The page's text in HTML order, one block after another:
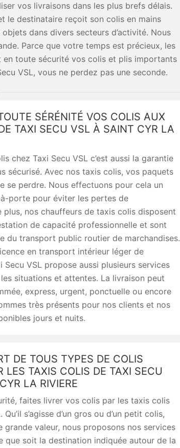
vos livraisons dans les plus brefs délais.
le destinataire reçoit son colis en mains
dans divers secteurs d’activité. Nous
Parce que votre temps est précieux, les
en toute sécurité vos colis et plis importants
VSL, vous ne perdez pas une seconde.
SÉRÉNITÉ VOS COLIS AUX
TAXI SECU VSL À SAINT CYR LA
chez Taxi Secu VSL c’est aussi la garantie
sécurisé. Avec nos taxis colis, vos paquets
se perdre. Nous effectuons pour cela un
porte pour éviter les pertes de
plus, nos chauffeurs de taxis colis disposent
de capacité professionnelle et sont
du transport public routier de marchandises.
en transport intérieur léger de
Secu VSL propose aussi plusieurs services
situations et attentes. La livraison peut
express, urgent, ponctuelle ou encore
très présents pour nos clients et nos
jours et nuits.
DE TOUS TYPES DE COLIS
LES TAXIS COLIS DE TAXI SECU
LA RIVIERE
faites livrer vos colis par les taxis colis
s’agisse d’un gros ou d’un petit colis,
grande valeur, nous proposons nos services
que soit la destination indiquée autour de la